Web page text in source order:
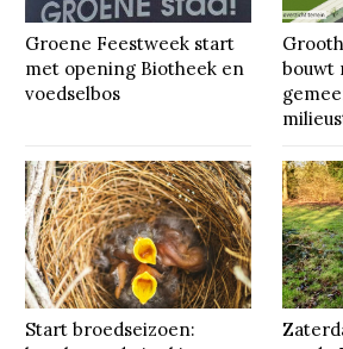
Groene Feestweek start
met opening Biotheek en
voedselbos
bouwt
Start broedseizoen: